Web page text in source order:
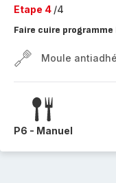
Etape 4 /4
Faire cuire
Moule
P6 - Manuel